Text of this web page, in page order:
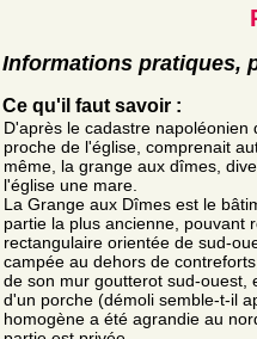
Informations pratiques,
Ce qu'il faut savoir :
D'après le cadastre
proche de l'église, comprenait
même, la grange aux dîmes,
l'église une mare.
La Grange aux Dîmes est le
partie la plus ancienne, pouvant
rectangulaire orientée de sud-
campée au dehors de
de son mur goutterot sud-ouest,
d'un porche (démoli semble-t-il
homogène a été agrandie au